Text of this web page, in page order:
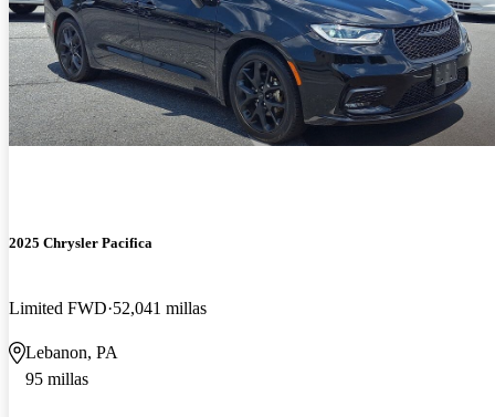
2025 Chrysler Pacifica
Limited FWD 52,041 millas
Lebanon, PA
95 millas